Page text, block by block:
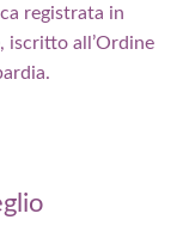
registrata in
iscritto all’Ordine